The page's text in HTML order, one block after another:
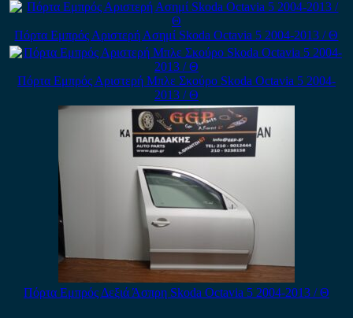
Πόρτα Εμπρός Αριστερή Ασημί Skoda Octavia 5 2004-2013 / Θ
Πόρτα Εμπρός Αριστερή Μπλε Σκούρο Skoda Octavia 5 2004-
2013 / Θ
Πόρτα Εμπρός Δεξιά Άσπρη Skoda Octavia 5 2004-2013 / Θ